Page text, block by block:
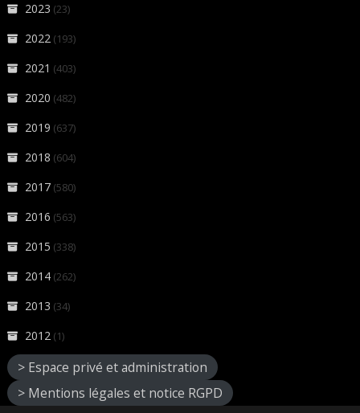
2023 (23)
2022 (193)
2021 (403)
2020 (482)
2019 (637)
2018 (604)
2017 (580)
2016 (563)
2015 (338)
2014 (262)
2013 (34)
2012 (1)
> Espace privé et administration
> Mentions légales et notice RGPD